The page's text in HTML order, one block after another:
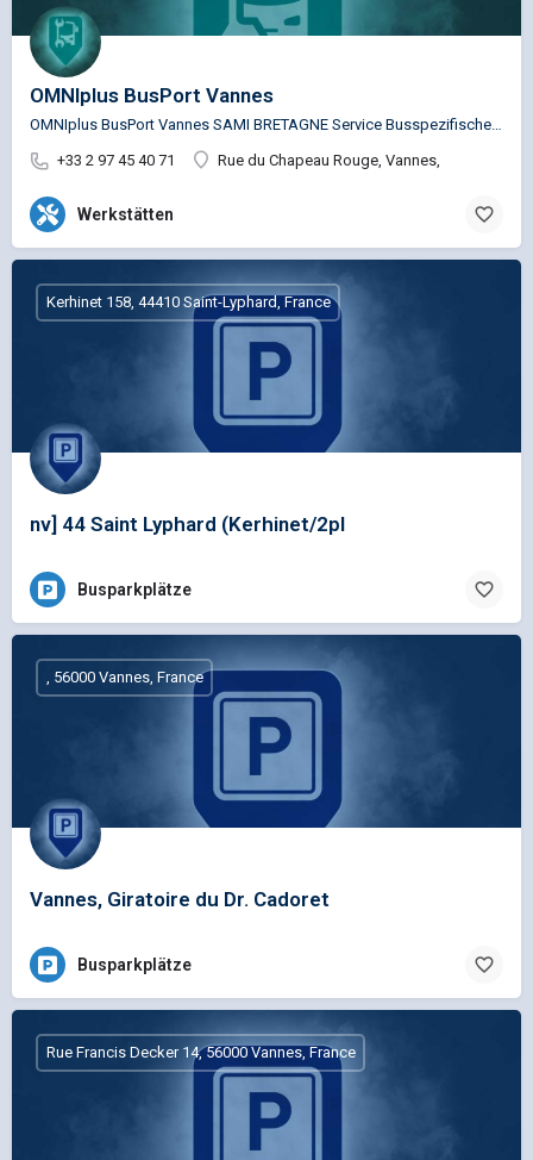
OMNIplus BusPort Vannes
+33 2 97 45 40 71
Rue du Chapeau Rouge, Vannes,
Werkstätten
nv] 44 Saint Lyphard (Kerhinet/2pl
Kerhinet 158, 44410 Saint-Lyphard, France
Busparkplätze
Vannes, Giratoire du Dr. Cadoret
, 56000 Vannes, France
Busparkplätze
Rue Francis Decker 14, 56000 Vannes, France